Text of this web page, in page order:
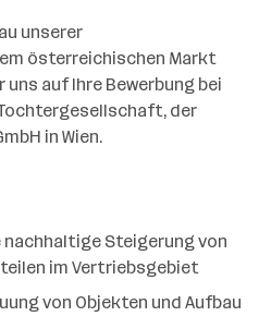
unserer
österreichischen Markt
auf Ihre Bewerbung bei
der
in Wien.
Steigerung von
im Vertriebsgebiet
von Objekten und Aufbau